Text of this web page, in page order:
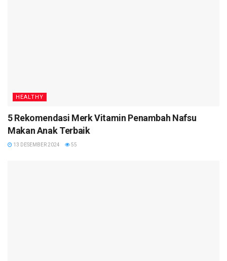
HEALTHY
5 Rekomendasi Merk Vitamin Penambah Nafsu
Makan Anak Terbaik
13 DESEMBER 2024 55